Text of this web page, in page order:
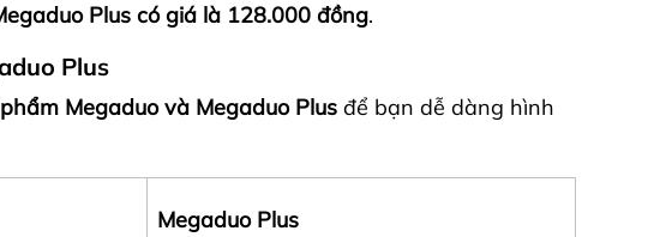
Plus có giá là 128.000 đồng.
Plus
Megaduo và Megaduo Plus để bạn dễ dàng hình
Megaduo Plus